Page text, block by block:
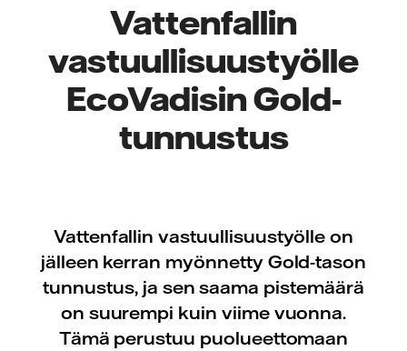
Vattenfallin
vastuullisuustyölle
EcoVadisin Gold-
tunnustus
Vattenfallin vastuullisuustyölle on
jälleen kerran myönnetty Gold-tason
tunnustus, ja sen saama pistemäärä
on suurempi kuin viime vuonna.
Tämä perustuu puolueettomaan